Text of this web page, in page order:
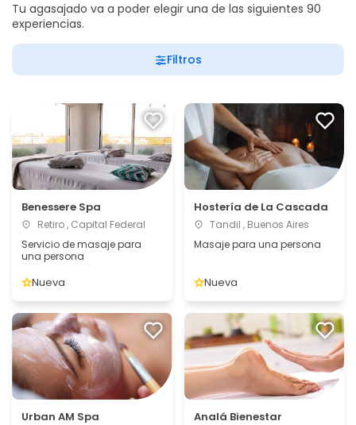
Tu agasajado va a poder elegir una de las siguientes 90
experiencias.
Filtros
Benessere Spa
Retiro , Capital Federal
Servicio de masaje para
una persona
Nueva
Hostería de La Cascada
Tandil , Buenos Aires
Masaje para una persona
Nueva
Urban AM Spa Analá Bienestar